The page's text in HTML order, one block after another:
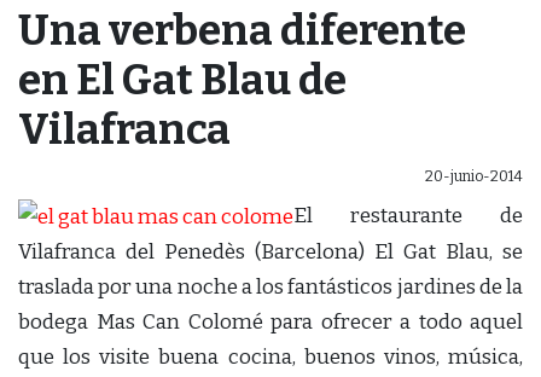
Una verbena diferente
en El Gat Blau de
Vilafranca
20-junio-2014
El restaurante de
Vilafranca del Penedès (Barcelona) El Gat Blau, se
traslada por una noche a los fantásticos jardines de la
bodega Mas Can Colomé para ofrecer a todo aquel
que los visite buena cocina, buenos vinos, música,